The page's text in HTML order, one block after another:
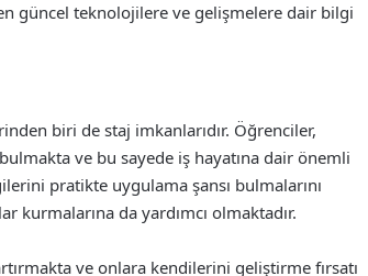
güncel teknolojilere ve gelişmelere dair bilgi
biri de staj imkanlarıdır. Öğrenciler,
ve bu sayede iş hayatına dair önemli
pratikte uygulama şansı bulmalarını
kurmalarına da yardımcı olmaktadır.
ve onlara kendilerini geliştirme fırsatı